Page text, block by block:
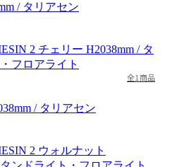
/ タリアセン
全1商品
/ タリアセン